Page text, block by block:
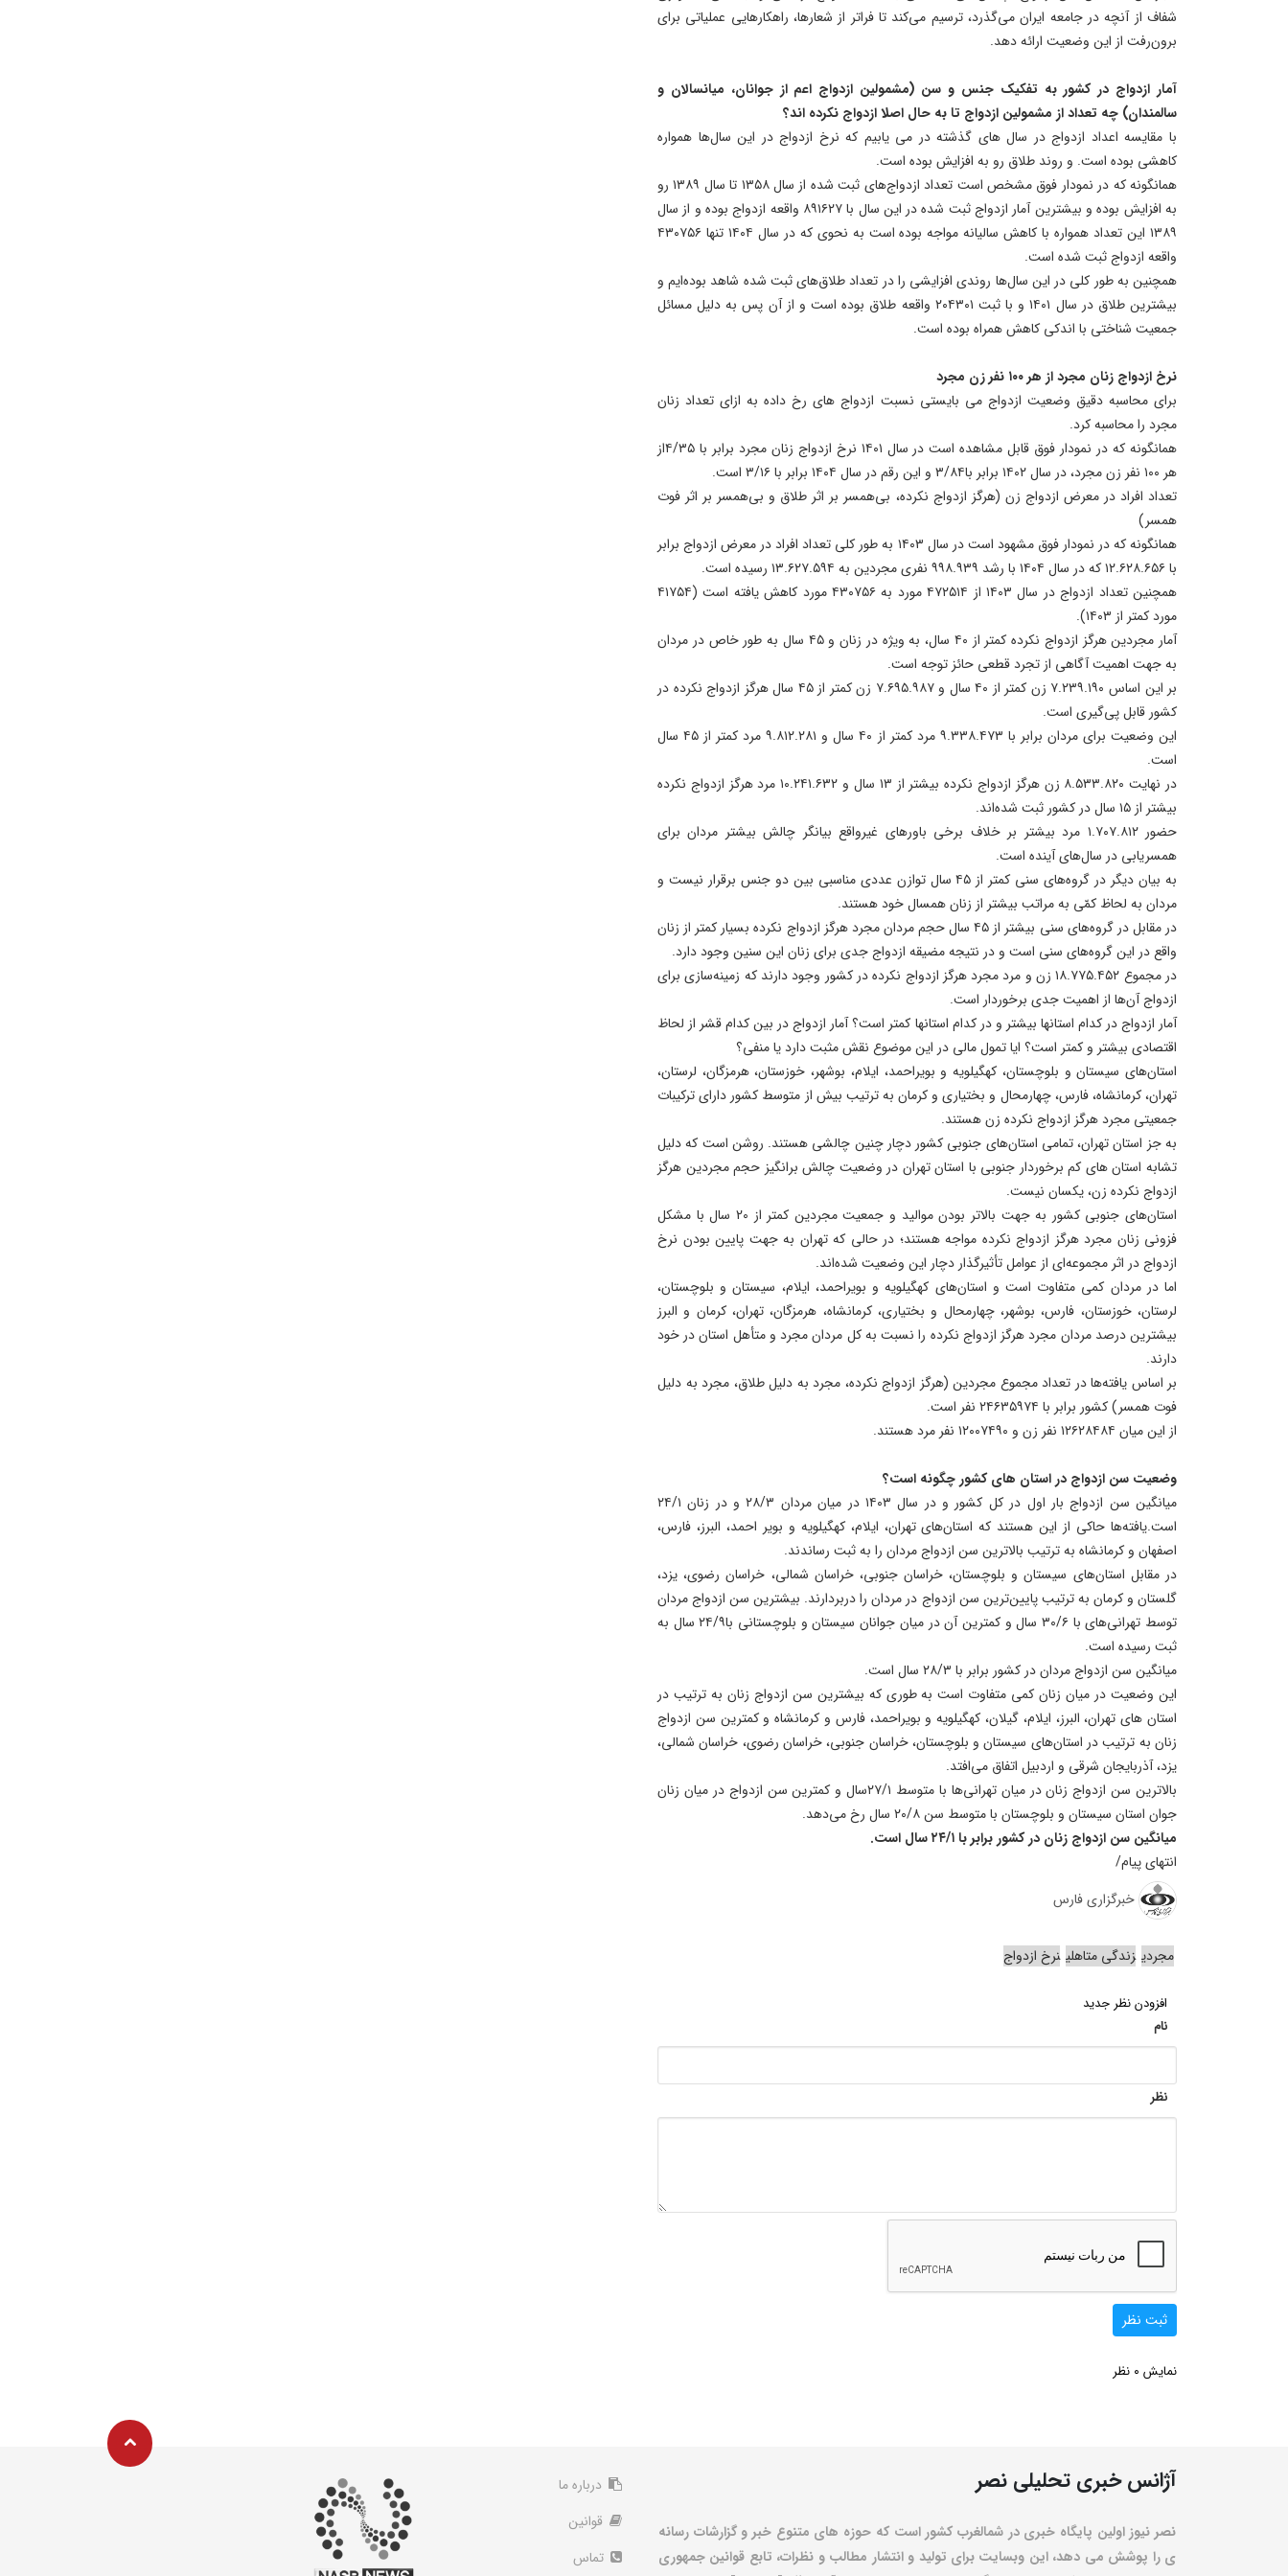
شفاف از آنچه در جامعه ایران می‌گذرد، ترسیم می‌کند تا فراتر از شعارها، راهکارهایی عملیاتی برای
برون‌رفت از این وضعیت ارائه دهد.
آمار ازدواج در کشور به تفکیک جنس و سن (مشمولین ازدواج اعم از جوانان، میانسالان و
سالمندان) چه تعداد از مشمولین ازدواج تا به حال اصلا ازدواج نکرده اند؟
با مقایسه اعداد ازدواج در سال های گذشته در می یابیم که نرخ ازدواج در این سال‌ها همواره
کاهشی بوده است. و روند طلاق رو به افزایش بوده است.
همانگونه که در نمودار فوق مشخص است تعداد ازدواج‌های ثبت شده از سال ۱۳۵۸ تا سال ۱۳۸۹ رو
به افزایش بوده و بیشترین آمار ازدواج ثبت شده در این سال با ۸۹۱۶۲۷ واقعه ازدواج بوده و از سال
۱۳۸۹ این تعداد همواره با کاهش سالیانه مواجه بوده است به نحوی که در سال ۱۴۰۴ تنها ۴۳۰۷۵۶
واقعه ازدواج ثبت شده است.
همچنین به طور کلی در این سال‌ها روندی افزایشی را در تعداد طلاق‌های ثبت شده شاهد بوده‌ایم و
بیشترین طلاق در سال ۱۴۰۱ و با ثبت ۲۰۴۳۰۱ واقعه طلاق بوده است و از آن پس به دلیل مسائل
جمعیت شناختی با اندکی کاهش همراه بوده است.
نرخ ازدواج زنان مجرد از هر ۱۰۰ نفر زن مجرد
برای محاسبه دقیق وضعیت ازدواج می بایستی نسبت ازدواج های رخ داده به ازای تعداد زنان
مجرد را محاسبه کرد.
همانگونه که در نمودار فوق قابل مشاهده است در سال ۱۴۰۱ نرخ ازدواج زنان مجرد برابر با ۴/۳۵از
هر ۱۰۰ نفر زن مجرد، در سال ۱۴۰۲ برابر با۳/۸۴ و این رقم در سال ۱۴۰۴ برابر با ۳/۱۶ است.
تعداد افراد در معرض ازدواج زن (هرگز ازدواج نکرده، بی‌همسر بر اثر طلاق و بی‌همسر بر اثر فوت
همسر)
همانگونه که در نمودار فوق مشهود است در سال ۱۴۰۳ به طور کلی تعداد افراد در معرض ازدواج برابر
با ۱۲.۶۲۸.۶۵۶ که در سال ۱۴۰۴ با رشد ۹۹۸.۹۳۹ نفری مجردین به ۱۳.۶۲۷.۵۹۴ رسیده است.
همچنین تعداد ازدواج در سال ۱۴۰۳ از ۴۷۲۵۱۴ مورد به ۴۳۰۷۵۶ مورد کاهش یافته است (۴۱۷۵۴
مورد کمتر از ۱۴۰۳).
آمار مجردین هرگز ازدواج نکرده کمتر از ۴۰ سال، به ویژه در زنان و ۴۵ سال به طور خاص در مردان
به جهت اهمیت آگاهی از تجرد قطعی حائز توجه است.
بر این اساس ۷.۲۳۹.۱۹۰ زن کمتر از ۴۰ سال و ۷.۶۹۵.۹۸۷ زن کمتر از ۴۵ سال هرگز ازدواج نکرده در
کشور قابل پی‌گیری است.
این وضعیت برای مردان برابر با ۹.۳۳۸.۴۷۳ مرد کمتر از ۴۰ سال و ۹.۸۱۲.۲۸۱ مرد کمتر از ۴۵ سال
است.
در نهایت ۸.۵۳۳.۸۲۰ زن هرگز ازدواج نکرده بیشتر از ۱۳ سال و ۱۰.۲۴۱.۶۳۲ مرد هرگز ازدواج نکرده
بیشتر از ۱۵ سال در کشور ثبت شده‌اند.
حضور ۱.۷۰۷.۸۱۲ مرد بیشتر بر خلاف برخی باور‌های غیرواقع بیانگر چالش بیشتر مردان برای
همسریابی در سال‌های آینده است.
به بیان دیگر در گروه‌های سنی کمتر از ۴۵ سال توازن عددی مناسبی بین دو جنس برقرار نیست و
مردان به لحاظ کمّی به مراتب بیشتر از زنان همسال خود هستند.
در مقابل در گروه‌های سنی بیشتر از ۴۵ سال حجم مردان مجرد هرگز ازدواج نکرده بسیار کمتر از زنان
واقع در این گروه‌های سنی است و در نتیجه مضیقه ازدواج جدی برای زنان این سنین وجود دارد.
در مجموع ۱۸.۷۷۵.۴۵۲ زن و مرد مجرد هرگز ازدواج نکرده در کشور وجود دارند که زمینه‌سازی برای
ازدواج آن‌ها از اهمیت جدی برخوردار است.
آمار ازدواج در کدام استانها بیشتر و در کدام استانها کمتر است؟ آمار ازدواج در بین کدام قشر از لحاظ
اقتصادی بیشتر و کمتر است؟ ایا تمول مالی در این موضوع نقش مثبت دارد یا منفی؟
استان‌های سیستان و بلوچستان،‌ کهگیلویه و بویراحمد، ایلام،‌ بوشهر،‌ خوزستان، هرمزگان، لرستان،
تهران، کرمانشاه، ‌فارس،‌ چهارمحال و بختیاری و کرمان به ترتیب بیش از متوسط کشور دارای ترکیبات
جمعیتی مجرد هرگز ازدواج نکرده زن هستند.
به جز استان‌ تهران، تمامی استان‌های جنوبی کشور دچار چنین چالشی هستند. روشن است که دلیل
تشابه استان‌ های کم برخوردار جنوبی با استان‌ تهران در وضعیت چالش برانگیز حجم مجردین هرگز
ازدواج نکرده زن، یکسان نیست.
استان‌های جنوبی کشور به جهت بالاتر بودن موالید و جمعیت مجردین کمتر از 20 سال با مشکل
فزونی زنان مجرد هرگز ازدواج نکرده مواجه هستند؛ در حالی که تهران به جهت پایین بودن نرخ
ازدواج در اثر مجموعه‌ای از عوامل تأثیرگذار دچار این وضعیت شده‌اند.
اما در مردان کمی متفاوت است و استان‌های کهگیلویه و بویراحمد، ایلام، سیستان و بلوچستان،
لرستان، خوزستان، فارس، بوشهر، چهارمحال و بختیاری، کرمانشاه، هرمزگان، تهران، کرمان و البرز
بیشترین درصد مردان مجرد هرگز ازدواج نکرده را نسبت به کل مردان مجرد و متأهل استان در خود
دارند.
بر اساس یافته‌ها در تعداد مجموع مجردین (هرگز ازدواج نکرده، مجرد به دلیل طلاق، مجرد به دلیل
فوت همسر) کشور برابر با ۲۴۶۳۵۹۷۴ نفر است.
از این میان ۱۲۶۲۸۴۸۴ نفر زن و ۱۲۰۰۷۴۹۰ نفر مرد هستند.
وضعیت سن ازدواج در استان های کشور چگونه است؟
میانگین سن ازدواج بار اول در کل کشور و در سال ۱۴۰۳ در میان مردان ۲۸/۳ و در زنان ۲۴/۱
است.یافته‌ها حاکی از این هستند که استان‌های تهران، ایلام، کهگیلویه و بویر احمد، البرز، فارس،
اصفهان و کرمانشاه به ترتیب بالاترین سن ازدواج مردان را به ثبت رساندند.
در مقابل استان‌های سیستان و بلوچستان، خراسان جنوبی، خراسان شمالی، خراسان رضوی، یزد،
گلستان و کرمان به ترتیب پایین‌ترین سن ازدواج در مردان را دربردارند. بیشترین سن ازدواج مردان
توسط تهرانی‌های با ۳۰/۶ سال و کمترین آن در میان جوانان سیستان و بلوچستانی با۲۴/۹ سال به
ثبت رسیده است.
میانگین سن ازدواج مردان در کشور برابر با ۲۸/۳ سال است.
این وضعیت در میان زنان کمی متفاوت است به طوری که بیشترین سن ازدواج زنان به ترتیب در
استان‌ های تهران، البرز، ایلام، گیلان، کهگیلویه و بویراحمد، فارس و کرمانشاه و کمترین سن ازدواج
زنان به ترتیب در استان‌های سیستان و بلوچستان، خراسان جنوبی، خراسان رضوی، خراسان شمالی،
یزد، آذربایجان شرقی و اردبیل اتفاق می‌افتد.
بالاترین سن ازدواج زنان در میان تهرانی‌ها با متوسط ۲۷/۱سال و کمترین سن ازدواج در میان زنان
جوان استان سیستان و بلوچستان با متوسط سن ۲۰/۸ سال رخ می‌دهد.
میانگین سن ازدواج زنان در کشور برابر با ۲۴/۱ سال است.
انتهای پیام/
خبرگزاری فارس
مجردی زندگی متاهلی نرخ ازدواج
افزودن نظر جدید
نام
نظر
ثبت نظر
نمایش 0 نظر
آژانس خبری تحلیلی نصر
نصر نیوز اولین پایگاه خبری در شمالغرب کشور است که حوزه های متنوع خبر و گزارشات رسانه
ی را پوشش می دهد، این وبسایت برای تولید و انتشار مطالب و نظرات، تابع قوانین جمهوری
درباره ما
قوانین
تماس